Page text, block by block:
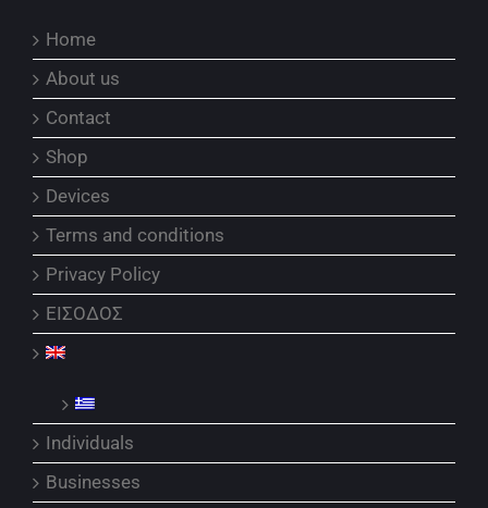
Home
About us
Contact
Shop
Devices
Terms and conditions
Privacy Policy
ΕΙΣΟΔΟΣ
Individuals
Businesses